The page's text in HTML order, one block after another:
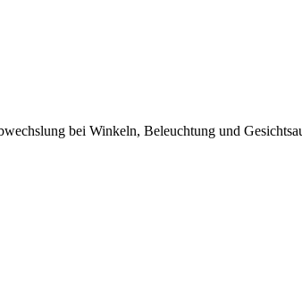
bei Winkeln, Beleuchtung und